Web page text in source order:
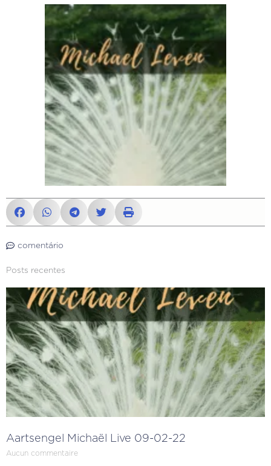
comentário
Posts recentes
Aartsengel Michaël Live 09-02-22
Aucun commentaire